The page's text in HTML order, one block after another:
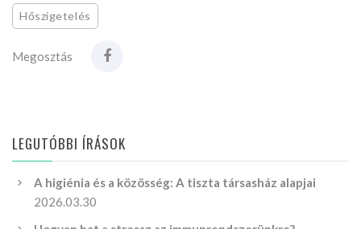
Hőszigetelés
Megosztás
LEGUTÓBBI ÍRÁSOK
A higiénia és a közösség: A tiszta társasház alapjai
2026.03.30